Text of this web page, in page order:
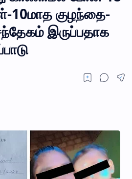
10மாத குழந்தை-
இருப்பதாக